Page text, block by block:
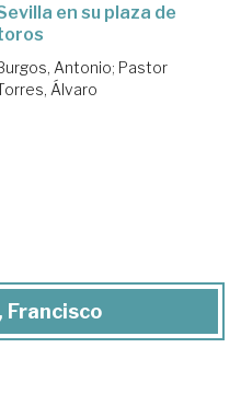
en su plaza de
Antonio; Pastor
Álvaro
Francisco